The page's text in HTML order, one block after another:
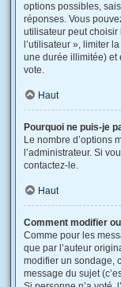
options possibles,
réponses. Vous
utilisateur peut choisir
l’utilisateur », limiter
une durée illimitée) et
vote.
Haut
Pourquoi ne puis-je
Le nombre d’options
l’administrateur. Si
contactez-le.
Haut
Comment modifier
Comme pour les
que par l’auteur
modifier un sondage,
message du sujet